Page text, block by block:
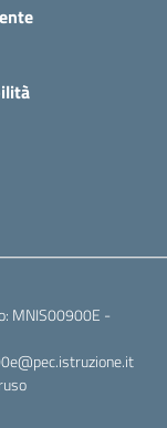
MNIS00900E -